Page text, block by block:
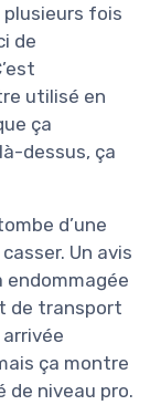
plusieurs fois
de
utilisé en
ça
dessus, ça
d’une
Un avis
de transport
ça montre
de niveau pro.